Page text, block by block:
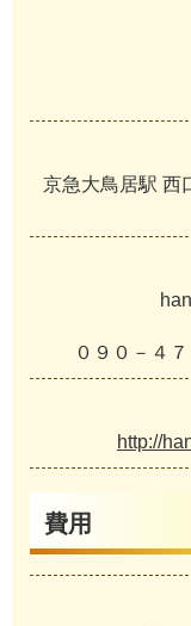
京急大鳥居駅
０９０－４
http://
費用